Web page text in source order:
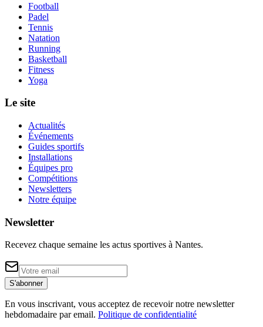
Football
Padel
Tennis
Natation
Running
Basketball
Fitness
Yoga
Le site
Actualités
Événements
Guides sportifs
Installations
Équipes pro
Compétitions
Newsletters
Notre équipe
Newsletter
Recevez chaque semaine les actus sportives à Nantes.
S'abonner
En vous inscrivant, vous acceptez de recevoir notre newsletter
hebdomadaire par email. Politique de confidentialité